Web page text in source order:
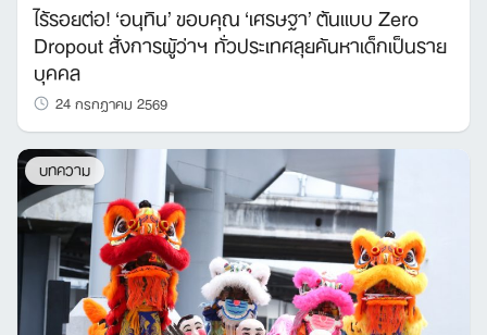
ไร้รอยต่อ! ‘อนุทิน’ ขอบคุณ ‘เศรษฐา’ ต้นแบบ Zero
Dropout สั่งการผู้ว่าฯ ทั่วประเทศลุยค้นหาเด็กเป็นราย
บุคคล
24 กรกฎาคม 2569
บทความ